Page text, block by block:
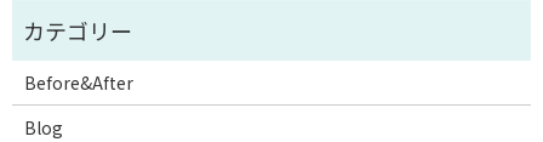
Before&After
Blog